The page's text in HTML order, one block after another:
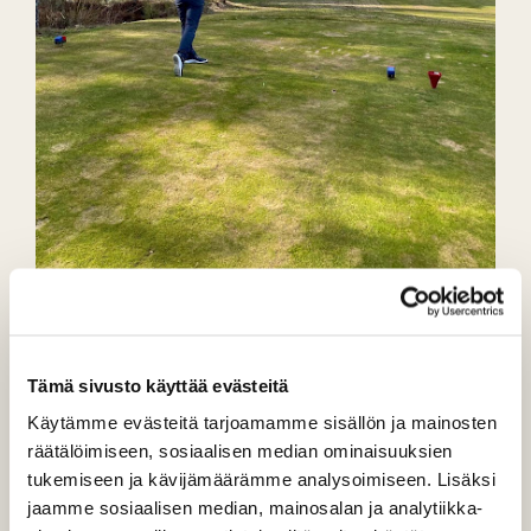
Tämä sivusto käyttää evästeitä
Käytämme evästeitä tarjoamamme sisällön ja mainosten
räätälöimiseen, sosiaalisen median ominaisuuksien
tukemiseen ja kävijämäärämme analysoimiseen. Lisäksi
jaamme sosiaalisen median, mainosalan ja analytiikka-
avattu
PuulaGolf ry:n uusi kapteeni Sini Nurmi löi kauden
avauslyönnin kauniissa kevätsäässä PuulaGolfin
kentällä perjantaina 25.4.2025 hieman klo 15 jälkeen.